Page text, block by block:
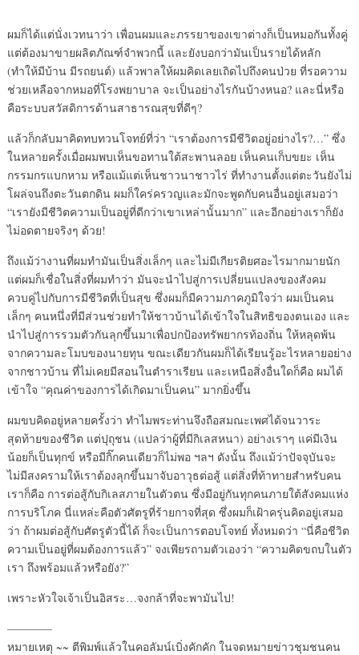
ผมก็ได้แต่นั่งเวทนาว่า เพื่อนผมและภรรยาของเขาต่างก็เป็นหมอกันทั้งคู่
แต่ต้องมาขายผลิตภัณฑ์จำพวกนี้ และยังบอกว่ามันเป็นรายได้หลัก
(ทำให้มีบ้าน มีรถยนต์) แล้วพาลให้ผมคิดเลยเถิดไปถึงคนป่วย ที่รอความ
ช่วยเหลือจากหมอที่โรงพยาบาล จะเป็นอย่างไรกันบ้างหนอ? และนี่หรือ
คือระบบสวัสดิการด้านสาธารณสุขที่ดีๆ?
แล้วก็กลับมาคิดทบทวนโจทย์ที่ว่า “เราต้องการมีชีวิตอยู่อย่างไร?…” ซึ่ง
ในหลายครั้งเมื่อผมพบเห็นขอทานใต้สะพานลอย เห็นคนเก็บขยะ เห็น
กรรมกรแบกหาม หรือแม้แต่เห็นชาวนาชาวไร่ ที่ทำงานตั้งแต่ตะวันยังไม่
โผล่จนถึงตะวันตกดิน ผมก็ใคร่ครวญและมักจะพูดกับคนอื่นอยู่เสมอว่า
“เรายังมีชีวิตความเป็นอยู่ที่ดีกว่าเขาเหล่านั้นมาก” และอีกอย่างเราก็ยัง
ไม่อดตายจริงๆ ด้วย!
ถึงแม้ว่างานที่ผมทำมันเป็นสิ่งเล็กๆ และไม่มีเกียรติยศอะไรมากมายนัก
แต่ผมก็เชื่อในสิ่งที่ผมทำว่า มันจะนำไปสู่การเปลี่ยนแปลงของสังคม
ควบคู่ไปกับการมีชีวิตที่เป็นสุข ซึ่งผมก็มีความภาคภูมิใจว่า ผมเป็นคน
เล็กๆ คนหนึ่งที่มีส่วนช่วยทำให้ชาวบ้านได้เข้าใจในสิทธิของตนเอง และ
นำไปสู่การรวมตัวกันลุกขึ้นมาเพื่อปกป้องทรัพยากรท้องถิ่น ให้หลุดพ้น
จากความละโมบของนายทุน ขณะเดียวกันผมก็ได้เรียนรู้อะไรหลายอย่าง
จากชาวบ้าน ที่ไม่เคยมีสอนในตำราเรียน และเหนือสิ่งอื่นใดก็คือ ผมได้
เข้าใจ “คุณค่าของการได้เกิดมาเป็นคน” มากยิ่งขึ้น
ผมขบคิดอยู่หลายครั้งว่า ทำไมพระท่านจึงถือสมณะเพศได้จนวาระ
สุดท้ายของชีวิต แต่ปุถุชน (แปลว่าผู้ที่มีกิเลสหนา) อย่างเราๆ แค่มีเงิน
น้อยก็เป็นทุกข์ หรือมีกิ๊กคนเดียวก็ไม่พอ ฯลฯ ดังนั้น ถึงแม้ว่าปัจจุบันจะ
ไม่มีสงครามให้เราต้องลุกขึ้นมาจับอาวุธต่อสู้ แต่สิ่งที่ท้าทายสำหรับคน
เราก็คือ การต่อสู้กับกิเลสภายในตัวตน ซึ่งมีอยู่กันทุกคนภายใต้สังคมแห่ง
การบริโภค นี่แหล่ะคือตัวศัตรูที่ร้ายกาจที่สุด ซึ่งผมก็เฝ้าครุ่นคิดอยู่เสมอ
ว่า ถ้าผมต่อสู้กับศัตรูตัวนี้ได้ ก็จะเป็นการตอบโจทย์ ทั้งหมดว่า “นี่คือชีวิต
ความเป็นอยู่ที่ผมต้องการแล้ว” จงเพียรถามตัวเองว่า “ความคิดขถบในตัว
เรา ถึงพร้อมแล้วหรือยัง?”
เพราะหัวใจเจ้าเป็นอิสระ…จงกล้าที่จะพามันไป!
————
หมายเหตุ ~~ ตีพิมพ์แล้วในคอลัมน์เบิ่งคักคัก ในจดหมายข่าวชุมชนคน